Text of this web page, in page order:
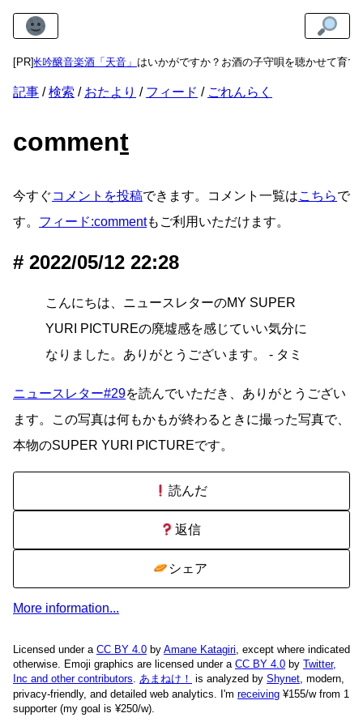
[PR]
に純米吟醸音楽酒「天音」 はいかがですか？お酒の子守唄を聴かせて育て
記事 検索 おたより フィード ごれんらく
comment
今すぐコメントを投稿できます。コメント一覧はこちらで
す。 フィード:commentもご利用いただけます。
2022/05/12 22:28
こんにちは、ニュースレターのMY SUPER
YURI PICTUREの廃墟感を感じていい気分に
なりました。ありがとうございます。 - タミ
ニュースレター#29を読んでいただき、ありがとうござい
ます。この写真は何もかもが終わるときに撮った写真で、
本物のSUPER YURI PICTUREです。
読んだ
返信
シェア
More information...
Licensed under a CC BY 4.0 by Amane Katagiri, except where indicated
otherwise. Emoji graphics are licensed under a CC BY 4.0 by Twitter,
Inc and other contributors. あまねけ！ is analyzed by Shynet, modern,
privacy-friendly, and detailed web analytics. I'm receiving ¥155/w from 1
supporter (my goal is ¥250/w).